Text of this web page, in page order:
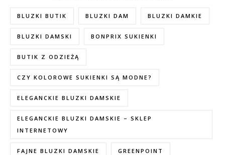
BLUZKI BUTIK BLUZKI DAM BLUZKI DAMKIE
BLUZKI DAMSKI BONPRIX SUKIENKI
BUTIK Z ODZIEŻĄ
CZY KOLOROWE SUKIENKI SĄ MODNE?
ELEGANCKIE BLUZKI DAMSKIE
ELEGANCKIE BLUZKI DAMSKIE – SKLEP
INTERNETOWY
FAJNE BLUZKI DAMSKIE GREENPOINT